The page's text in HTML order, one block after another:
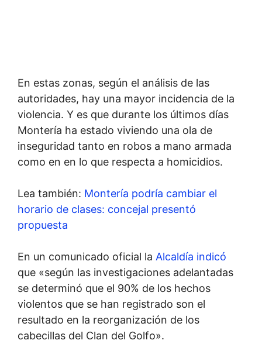
En estas zonas, según el análisis de las
autoridades, hay una mayor incidencia de la
violencia. Y es que durante los últimos días
Montería ha estado viviendo una ola de
inseguridad tanto en robos a mano armada
como en en lo que respecta a homicidios.
Lea también: Montería podría cambiar el
horario de clases: concejal presentó
propuesta
En un comunicado oficial la Alcaldía indicó
que «según las investigaciones adelantadas
se determinó que el 90% de los hechos
violentos que se han registrado son el
resultado en la reorganización de los
cabecillas del Clan del Golfo».